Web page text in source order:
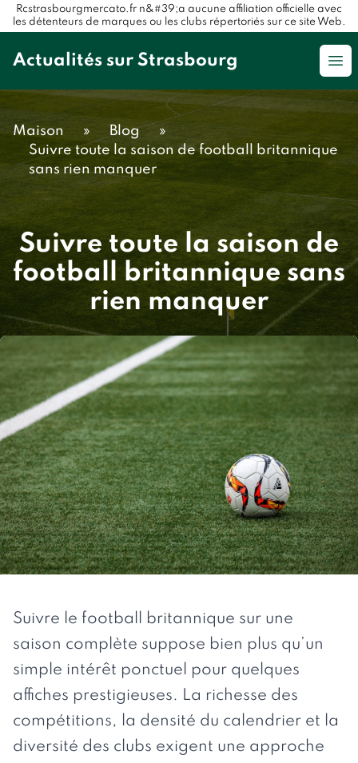
Rcstrasbourgmercato.fr n&#39;a aucune affiliation officielle avec
les détenteurs de marques ou les clubs répertoriés sur ce site Web.
Actualités sur Strasbourg
Maison » Blog
»
Suivre toute la saison de football britannique
sans rien manquer
Suivre toute la saison de
football britannique sans
rien manquer
Suivre le football britannique sur une
saison complète suppose bien plus qu’un
simple intérêt ponctuel pour quelques
affiches prestigieuses. La richesse des
compétitions, la densité du calendrier et la
diversité des clubs exigent une approche